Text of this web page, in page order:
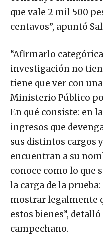
que vale 2 mil 500
centavos”, apuntó
“Afirmarlo
investigación no
tiene que ver con
Ministerio Público
En qué consiste: en
ingresos que
sus distintos cargos
encuentran a su
conoce como lo que
la carga de la
mostrar legalmente
estos bienes”,
campechano.